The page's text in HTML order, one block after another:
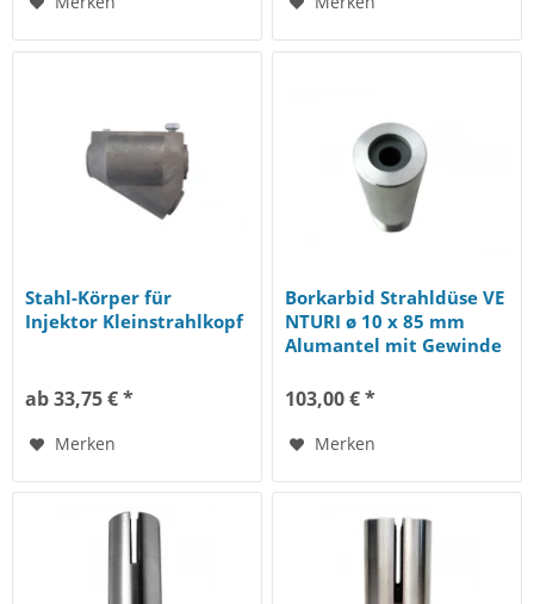
Stahl-Körper für
Injektor Kleinstrahlkopf
ab 33,75 € *
Merken
Borkarbid Strahldüse VE
NTURI ø 10 x 85 mm
Alumantel mit Gewinde
103,00 € *
Merken